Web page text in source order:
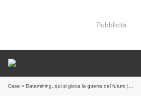
Pubblicità
Casa » Datamining, qui si gioca la guerra del futuro |...